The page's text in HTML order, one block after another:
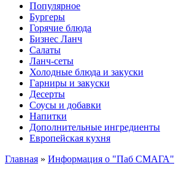
Популярное
Бургеры
Горячие блюда
Бизнес Ланч
Салаты
Ланч-сеты
Холодные блюда и закуски
Гарниры и закуски
Десерты
Соусы и добавки
Напитки
Дополнительные ингредиенты
Европейская кухня
Главная » Информация о "Паб СМАГА"